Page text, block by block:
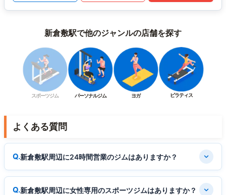
新倉敷駅で他のジャンルの店舗を探す
スポーツジム パーソナルジム ヨガ ピラティス
よくある質問
新倉敷駅周辺に24時間営業のジムはありますか？
新倉敷駅周辺に女性専用のスポーツジムはありますか？